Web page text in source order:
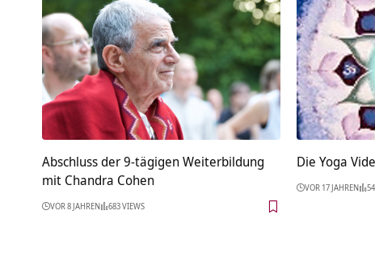
Abschluss der 9-tägigen Weiterbildung
mit Chandra Cohen
VOR 8 JAHREN 683 VIEWS
Die Yoga
VOR 17 JAHREN